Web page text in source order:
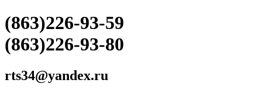
(863)226-93-59
(863)226-93-80
rts34@yandex.ru